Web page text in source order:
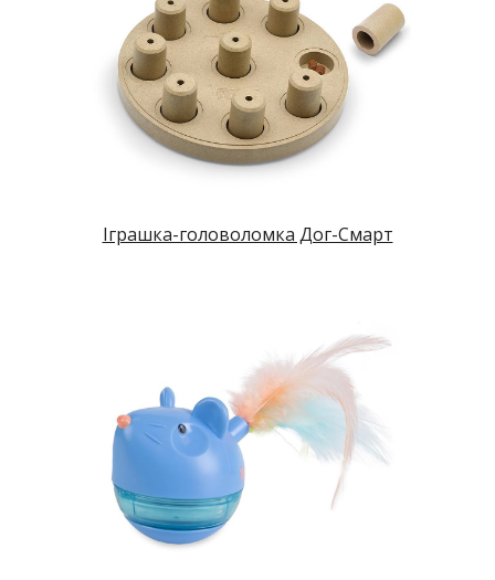
Іграшка-головоломка Дог-Смарт